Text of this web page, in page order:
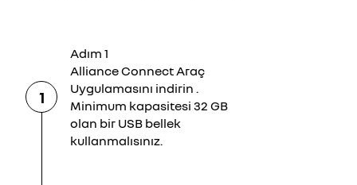
1
Adım 1
Alliance Connect Araç
Uygulamasını indirin .
Minimum kapasitesi 32 GB
olan bir USB bellek
kullanmalısınız.